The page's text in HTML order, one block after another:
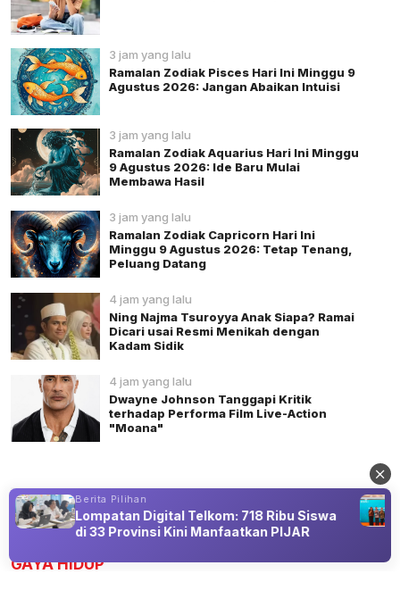
3 jam yang lalu
Ramalan Zodiak Pisces Hari Ini Minggu 9
Agustus 2026: Jangan Abaikan Intuisi
3 jam yang lalu
Ramalan Zodiak Aquarius Hari Ini Minggu
9 Agustus 2026: Ide Baru Mulai
Membawa Hasil
3 jam yang lalu
Ramalan Zodiak Capricorn Hari Ini
Minggu 9 Agustus 2026: Tetap Tenang,
Peluang Datang
4 jam yang lalu
Ning Najma Tsuroyya Anak Siapa? Ramai
Dicari usai Resmi Menikah dengan
Kadam Sidik
4 jam yang lalu
Dwayne Johnson Tanggapi Kritik
terhadap Performa Film Live-Action
"Moana"
Advertisement
GAYA HIDUP
Berita Pilihan
Lompatan Digital Telkom: 718 Ribu Siswa
di 33 Provinsi Kini Manfaatkan PIJAR